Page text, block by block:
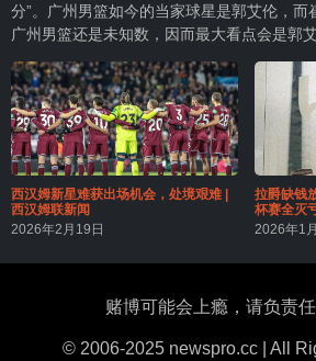
分”。广州男篮如今的当家球星是郭艾伦，而
广州男篮还是未知数，因而最大看点会是郭
西汉姆新星难获出场机会，处境艰难 |
西汉姆联新闻
2026年2月19日
拉爵缺钱
杯赛全灭
2026年1
赌博可能会上瘾，请负责任
© 2006-2025 newspro.cc | All